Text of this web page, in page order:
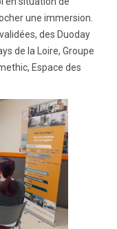
une immersion.
des Duoday
de la Loire, Groupe
Espace des